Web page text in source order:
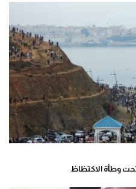
وطأة الاكتظاظ